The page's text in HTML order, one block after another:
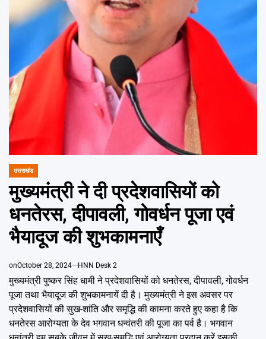
POSTED
उत्तराखंड
मुख्यमंत्री ने दी प्रदेशवासियों को
धनतेरस, दीपावली, गोवर्धन पूजा एवं
भैयादूज की शुभकामनाएँ
onOctober 28, 2024 HNN Desk 2
मुख्यमंत्री पुष्कर सिंह धामी ने प्रदेशवासियों को धनतेरस, दीपावली, गोवर्धन
पूजा तथा भैयादूज की शुभकामनायें दी है। मुख्यमंत्री ने इस अवसर पर
प्रदेशवासियों की सुख-शांति और समृद्धि की कामना करते हुए कहा है कि
धनतेरस आरोग्यता के देव भगवान धन्वंतरी की पूजा का पर्व है। भगवान